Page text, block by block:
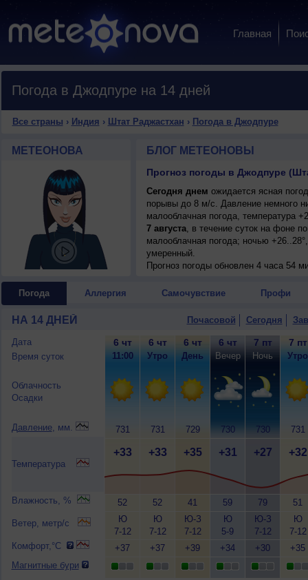
Главная
Погода в Джодпуре на 14 дней
Все страны › Индия › Штат Раджастхан › Погода в Джодпуре
МЕТЕОНОВА БЛОГ МЕТЕОНОВЫ
Прогноз погоды в Джодпуре
Сегодня днем ожидается ясная
порывы до 8 м/с. Давление немного
малооблачная погода, температура
7 августа, в течение суток на фоне
малооблачная погода; ночью
умеренный.
Прогноз погоды обновлен 4 часа 54
Погода Аллергия Самочувствие Профи
НА 14 ДНЕЙ Почасовой Сегодня
Дата
Время суток
Облачность
Осадки
Давление, мм.
Температура
Влажность, %
Ветер, метр/с
Комфорт,°C
Магнитные бури
6 чт
11:00
731
+33
52
Ю
7-12
+37
6 чт
Утро
731
+33
52
Ю
7-12
+37
6 чт
День
729
+35
41
Ю-З
7-12
+39
6 чт
Вечер
730
+31
59
Ю
5-9
+34
7 пт
Ночь
730
+27
79
Ю-З
7-12
+30
7 пт
Утро
731
+32
51
Ю
7-12
+35